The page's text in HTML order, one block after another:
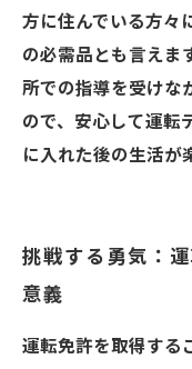
方に住んでいる方々
の必需品とも言えま
所での指導を受けな
ので、安心して運転
に入れた後の生活が
挑戦する勇気：
意義
運転免許を取得する